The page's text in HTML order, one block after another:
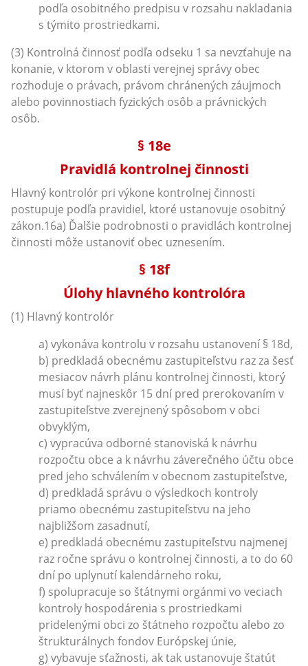
podľa osobitného predpisu v rozsahu nakladania
s týmito prostriedkami.
(3) Kontrolná činnosť podľa odseku 1 sa nevzťahuje na
konanie, v ktorom v oblasti verejnej správy obec
rozhoduje o právach, právom chránených záujmoch
alebo povinnostiach fyzických osôb a právnických
osôb.
§ 18e
Pravidlá kontrolnej činnosti
Hlavný kontrolór pri výkone kontrolnej činnosti
postupuje podľa pravidiel, ktoré ustanovuje osobitný
zákon.16a) Ďalšie podrobnosti o pravidlách kontrolnej
činnosti môže ustanoviť obec uznesením.
§ 18f
Úlohy hlavného kontrolóra
(1) Hlavný kontrolór
a) vykonáva kontrolu v rozsahu ustanovení § 18d,
b) predkladá obecnému zastupiteľstvu raz za šesť
mesiacov návrh plánu kontrolnej činnosti, ktorý
musí byť najneskôr 15 dní pred prerokovaním v
zastupiteľstve zverejnený spôsobom v obci
obvyklým,
c) vypracúva odborné stanoviská k návrhu
rozpočtu obce a k návrhu záverečného účtu obce
pred jeho schválením v obecnom zastupiteľstve,
d) predkladá správu o výsledkoch kontroly
priamo obecnému zastupiteľstvu na jeho
najbližšom zasadnutí,
e) predkladá obecnému zastupiteľstvu najmenej
raz ročne správu o kontrolnej činnosti, a to do 60
dní po uplynutí kalendárneho roku,
f) spolupracuje so štátnymi orgánmi vo veciach
kontroly hospodárenia s prostriedkami
pridelenými obci zo štátneho rozpočtu alebo zo
štrukturálnych fondov Európskej únie,
g) vybavuje sťažnosti, ak tak ustanovuje štatút